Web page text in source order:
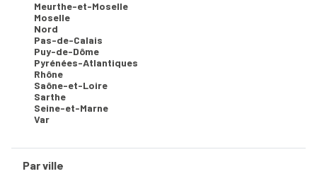
Meurthe-et-Moselle
Moselle
Nord
Pas-de-Calais
Puy-de-Dôme
Pyrénées-Atlantiques
Rhône
Saône-et-Loire
Sarthe
Seine-et-Marne
Var
Par ville